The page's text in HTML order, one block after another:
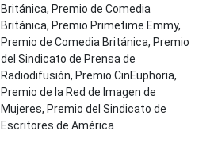
Británica, Premio de Comedia
Británica, Premio Primetime Emmy,
Premio de Comedia Británica, Premio
del Sindicato de Prensa de
Radiodifusión, Premio CinEuphoria,
Premio de la Red de Imagen de
Mujeres, Premio del Sindicato de
Escritores de América